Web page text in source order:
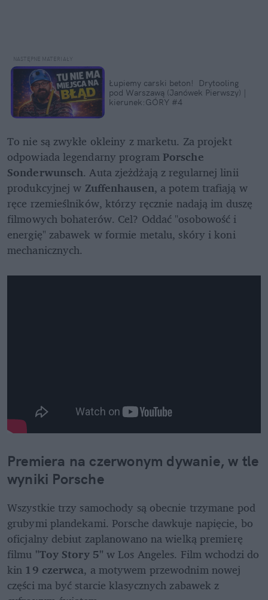
Łupiemy carski beton!  Drytooling
pod Warszawą (Janówek Pierwszy) |
kierunek:GÓRY #4
To nie są zwykłe okleiny z marketu. Za projekt
odpowiada legendarny program Porsche
Sonderwunsch. Auta zjeżdżają z regularnej linii
produkcyjnej w Zuffenhausen, a potem trafiają w
ręce rzemieślników, którzy ręcznie nadają im duszę
filmowych bohaterów. Cel? Oddać "osobowość i
energię" zabawek w formie metalu, skóry i koni
mechanicznych.
Premiera na czerwonym dywanie, w tle
wyniki Porsche
Wszystkie trzy samochody są obecnie trzymane pod
grubymi plandekami. Porsche dawkuje napięcie, bo
oficjalny debiut zaplanowano na wielką premierę
filmu "Toy Story 5" w Los Angeles. Film wchodzi do
kin 19 czerwca, a motywem przewodnim nowej
części ma być starcie klasycznych zabawek z